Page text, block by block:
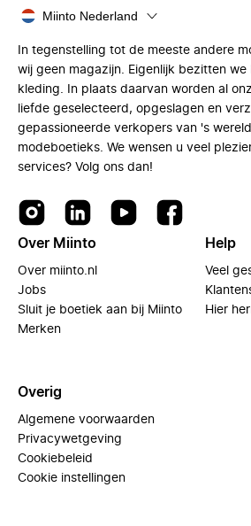
Miinto Nederland
In tegenstelling tot de meeste andere
wij geen magazijn. Eigenlijk bezitten we
kleding. In plaats daarvan worden al
liefde geselecteerd, opgeslagen en
gepassioneerde verkopers van 's
modeboetieks. We wensen u veel
services? Volg ons dan!
Over Miinto
Over miinto.nl
Jobs
Sluit je boetiek aan bij Miinto
Merken
Help
Veel
Hier
Overig
Algemene voorwaarden
Privacywetgeving
Cookiebeleid
Cookie instellingen